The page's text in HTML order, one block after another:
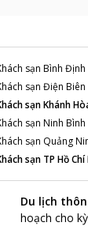
sạn Bình Định
sạn Điện Biên
sạnKhánh
sạn Ninh Bình
sạn Quảng
sạn TP Hồ
Du lịch
hoạch cho